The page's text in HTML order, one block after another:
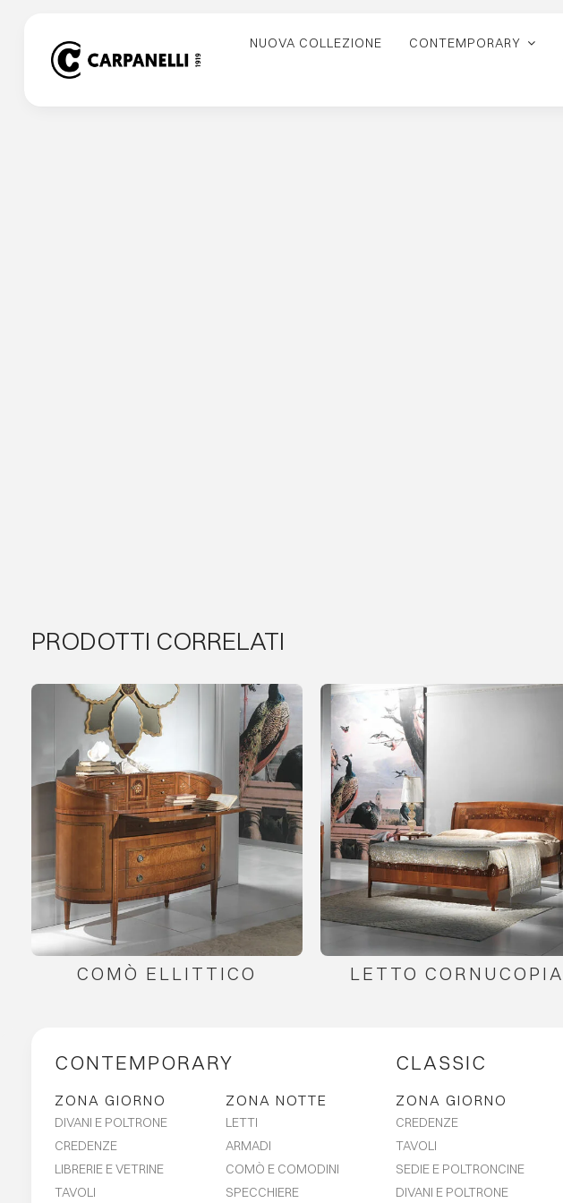
NUOVA COLLEZIONE CONTEMPORARY
PRODOTTI CORRELATI
COMÒ ELLITTICO LETTO CORNUCOPIA
CONTEMPORARY CLASSIC
ZONA GIORNO
DIVANI E POLTRONE
CREDENZE
LIBRERIE E VETRINE
TAVOLI
ZONA NOTTE
LETTI
ARMADI
COMÒ E COMODINI
SPECCHIERE
ZONA GIORNO
CREDENZE
TAVOLI
SEDIE E POLTRONCINE
DIVANI E POLTRONE